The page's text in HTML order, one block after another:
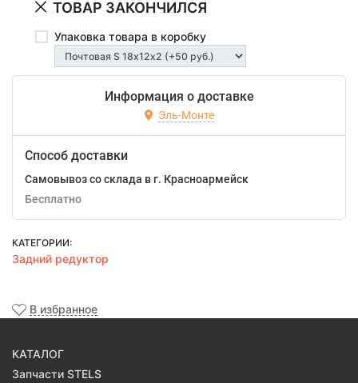
ТОВАР ЗАКОНЧИЛСЯ
Упаковка товара в коробку
Информация о доставке
Эль-Монте
Способ доставки
Самовывоз со склада в г. Красноармейск
Бесплатно
КАТЕГОРИИ:
Задний редуктор
В избранное
КАТАЛОГ
Запчасти STELS